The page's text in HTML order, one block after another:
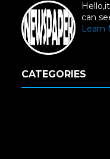
can
Learn
CATEGORIES